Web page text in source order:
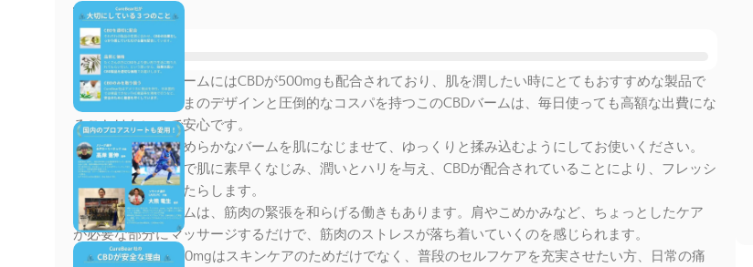
商品説明
CBD 500mg
こちらの可愛いバームにはCBDが500mgも配合されており、肌を潤したい時にとてもおすすめな製品で
す。可愛らしいくまのデザインと圧倒的なコスパを持つこのCBDバームは、毎日使っても高額な出費にな
ることはないので安心です。
シルクのようになめらかなバームを肌になじませて、ゆっくりと揉み込むようにしてお使いください。
軽いテクスチャーで肌に素早くなじみ、潤いとハリを与え、CBDが配合されていることにより、フレッシ
ュな肌の感覚をもたらします。
さらに、このバームは、筋肉の緊張を和らげる働きもあります。肩やこめかみなど、ちょっとしたケア
が必要な部分にマッサージするだけで、筋肉のストレスが落ち着いていくのを感じられます。
ベアバームCBD500mgはスキンケアのためだけでなく、普段のセルフケアを充実させたい方、日常の痛